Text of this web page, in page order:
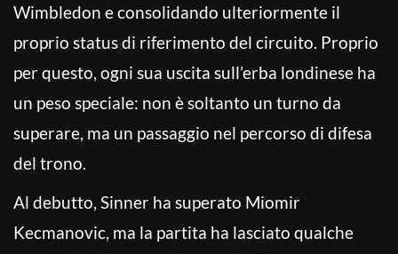
Wimbledon e consolidando ulteriormente il
proprio status di riferimento del circuito. Proprio
per questo, ogni sua uscita sull’erba londinese ha
un peso speciale: non è soltanto un turno da
superare, ma un passaggio nel percorso di difesa
del trono.
Al debutto, Sinner ha superato Miomir
Kecmanovic, ma la partita ha lasciato qualche